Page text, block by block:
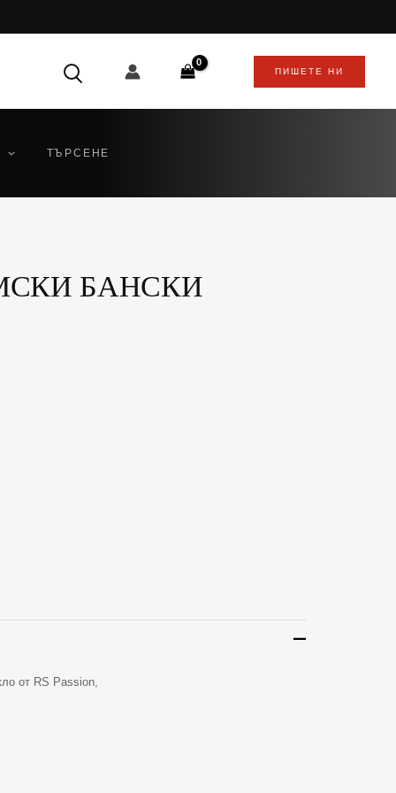
ПИШЕТЕ НИ
ТЪРСЕНЕ
БАНСКИ
от RS Passion,